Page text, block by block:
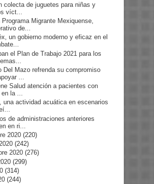
colecta de juguetes para niñas y
víct...
Programa Migrante Mexiquense,
de...
un gobierno moderno y eficaz en el
el Plan de Trabajo 2021 para los
Del Mazo refrenda su compromiso
...
Salud atención a pacientes con
en la ...
una actividad acuática en escenarios
de administraciones anteriores
en ri...
2020 (220)
(242)
2020 (276)
(299)
(314)
(244)